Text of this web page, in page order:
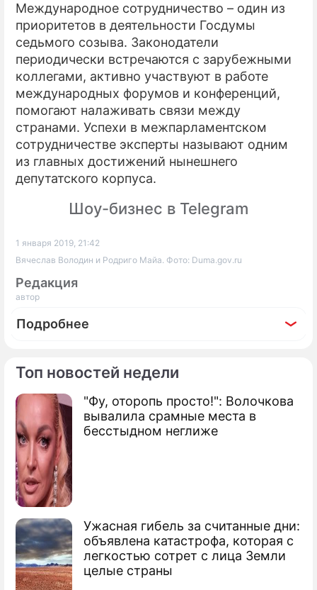
Топ новостей недели
"Фу, оторопь просто!": Волочкова
вывалила срамные места в
бесстыдном неглиже
Ужасная гибель за считанные дни:
объявлена катастрофа, которая с
легкостью сотрет с лица Земли
целые страны
Международное сотрудничество – один из
приоритетов в деятельности Госдумы
седьмого созыва. Законодатели
периодически встречаются с зарубежными
коллегами, активно участвуют в работе
международных форумов и конференций,
помогают налаживать связи между
странами. Успехи в межпарламентском
сотрудничестве эксперты называют одним
из главных достижений нынешнего
депутатского корпуса.
Шоу-бизнес в Telegram
1 января 2019, 21:42
Вячеслав Володин и Родриго Майа. Фото: Duma.gov.ru
Редакция
автор
Подробнее
По теме
Продолжение: Володин
Володин пригласил испанских